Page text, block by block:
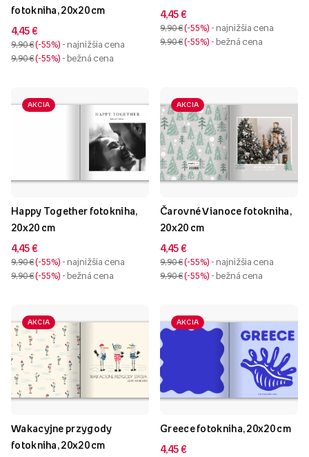
fotokniha, 20x20 cm
4,45 €
9,90 € -55% - najnižšia cena
9,90 € -55% - bežná cena
4,45 €
9,90 € -55% - najnižšia cena
9,90 € -55% - bežná cena
AKCIA
Happy Together fotokniha,
20x20 cm
4,45 €
9,90 € -55% - najnižšia cena
9,90 € -55% - bežná cena
AKCIA
Čarovné Vianoce fotokniha,
20x20 cm
4,45 €
9,90 € -55% - najnižšia cena
9,90 € -55% - bežná cena
AKCIA
Wakacyjne przygody
fotokniha, 20x20 cm
AKCIA
Greece fotokniha, 20x20 cm
4,45 €